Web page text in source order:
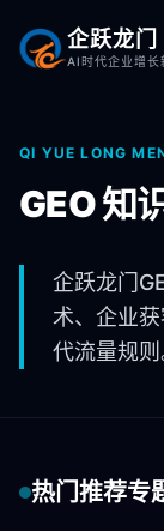
企跃龙门
AI时代企业增长
QI YUE LONG
GEO 知
企跃龙门
术、企业
代流量规则
热门推荐专